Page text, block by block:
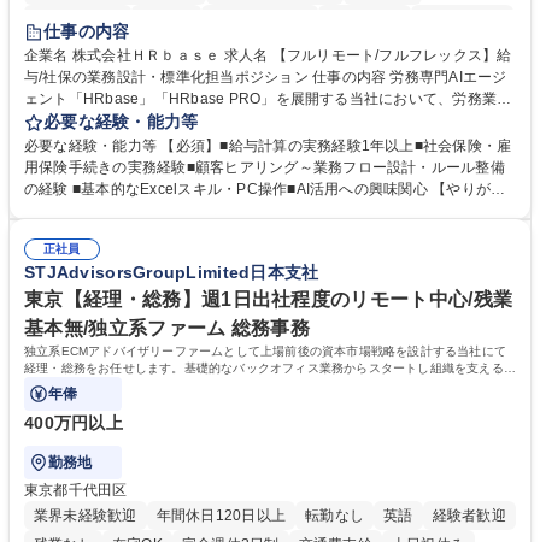
時短勤務あり
服装自由
仕事の内容
企業名 株式会社ＨＲｂａｓｅ 求人名 【フルリモート/フルフレックス】給
与/社保の業務設計・標準化担当ポジション 仕事の内容 労務専門AIエージ
ェント「HRbase」「HRbase PRO」を展開する当社において、労務業務
のオペレーション設計担当をクライアントの課題や要望をヒアリングし、
業務設計やシステム設定へと落とし込むポジションです。 【具体的に
は】・業務オペレーション設計（要件定義/顧客ヒアリング/業務オペレー
ションの洗い出し、ルール整備、システム設定) ・業務マニュアル作成、
（年調等の年次業務など） 募集職種 【フルリモート/フルフレックス】給
与/社保の業務設計・標準化担当ポジション
必要な経験・能力等
必要な経験・能力等 【必須】■給与計算の実務経験1年以上■社会保険・雇
用保険手続きの実務経験■顧客ヒアリング～業務フロー設計・ルール整備
の経験 ■基本的なExcelスキル・PC操作■AI活用への興味関心 【やりが
る設計にとどまらず、ご自身が現場のエキスパートとしてオペレーション
を実行する機会もあり、実務と改善の両面でスキルを発揮できる環境で
す。 学歴・資格 学歴：大学院 大学 高専 短大 専修学校 高校 語学力： 資
格：
正社員
STJAdvisorsGroupLimited日本支社
東京【経理・総務】週1日出社程度のリモート中心/残業
基本無/独立系ファーム 総務事務
独立系ECMアドバイザリーファームとして上場前後の資本市場戦略を設計する当社にて
経理・総務をお任せします。基礎的なバックオフィス業務からスタートし組織を支える専
任担当として広く活躍できる環境です。
年俸
400万円以上
勤務地
東京都千代田区
業界未経験歓迎
年間休日120日以上 転勤なし 英語
経験者歓迎